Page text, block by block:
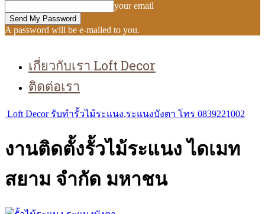
your email
A password will be e-mailed to you.
เกี่ยวกับเรา Loft Decor
ติดต่อเรา
Loft Decor รับทำรั้วไม้ระแนง,ระแนงบังตา โทร 0839221002
งานติดตั้งรั้วไม้ระแนง ไดเมท
สยาม จำกัด มหาชน